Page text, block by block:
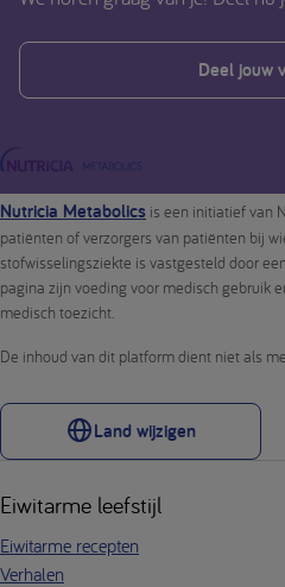
Deel jouw
Nutricia Metabolics is een initiatief van
patiënten of verzorgers van patiënten bij
stofwisselingsziekte is vastgesteld door
pagina zijn voeding voor medisch gebruik
medisch toezicht.
De inhoud van dit platform dient niet als
Land wijzigen
Eiwitarme leefstijl
Eiwitarme recepten
Verhalen